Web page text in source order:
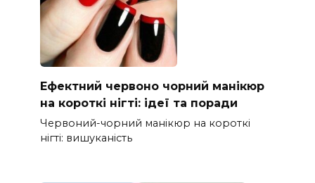
Ефектний червоно чорний манікюр
на короткі нігті: ідеї та поради
Червоний-чорний манікюр на короткі
нігті: вишуканість